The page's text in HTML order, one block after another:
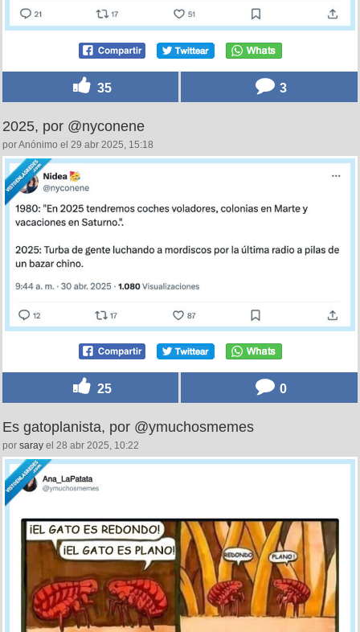
35 3
2025, por @nyconene
por Anónimo el 29 abr 2025, 15:18
25 0
Es gatoplanista, por @ymuchosmemes
por saray el 28 abr 2025, 10:22